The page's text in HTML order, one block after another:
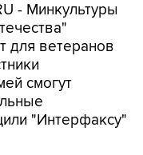
- Минкультуры
для ветеранов
смогут
"Интерфаксу"